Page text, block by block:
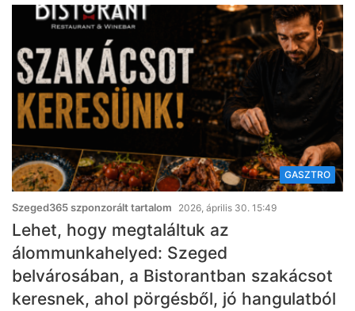
GASZTRO
Szeged365 szponzorált tartalom 2026, április 30. 15:49
Lehet, hogy megtaláltuk az
álommunkahelyed: Szeged
belvárosában, a Bistorantban szakácsot
keresnek, ahol pörgésből, jó hangulatból